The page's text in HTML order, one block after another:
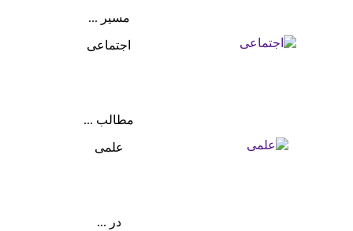
مسیر ...
اجتماعی
مطالب ...
علمی
در ...